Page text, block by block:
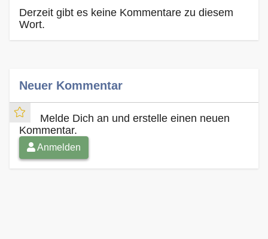
Derzeit gibt es keine Kommentare zu diesem
Wort.
Neuer Kommentar
Melde Dich an und erstelle einen neuen
Kommentar.
Anmelden